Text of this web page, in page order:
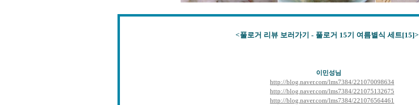
<풀로거 리뷰 보러가기 - 풀로거 15기 여름별식 세트[15]>
이민성님
http://blog.naver.com/lms7384/221070098634
http://blog.naver.com/lms7384/221075132675
http://blog.naver.com/lms7384/221076564461